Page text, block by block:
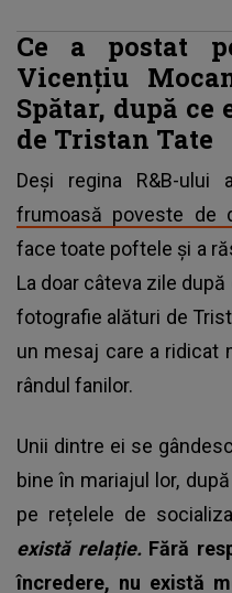
Ce a postat
Vicențiu
Spătar, după
de Tristan Tate
Deși regina R&B-
frumoasă poveste de
face toate poftele și a
La doar câteva zile
fotografie alături de
un mesaj care a ridicat
rândul fanilor.
Unii dintre ei se
bine în mariajul lor,
pe rețelele de
există relație. Fără
încredere, nu există